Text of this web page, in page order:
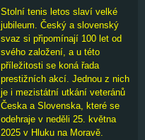
Stolní tenis letos slaví velké
jubileum. Český a slovenský
svaz si připomínají 100 let od
svého založení, a u této
příležitosti se koná řada
prestižních akcí. Jednou z nich
je i mezistátní utkání veteránů
Česka a Slovenska, které se
odehraje v neděli 25. května
2025 v Hluku na Moravě.